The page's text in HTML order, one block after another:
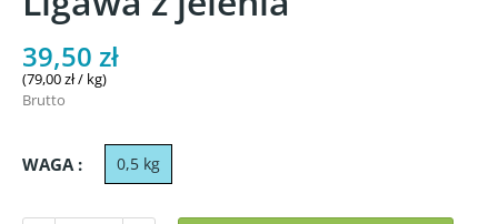
39,50 zł
(79,00 zł / kg)
Brutto
WAGA : 0,5 kg